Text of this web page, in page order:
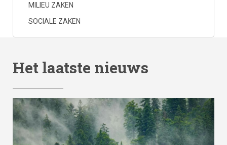
MILIEU ZAKEN
SOCIALE ZAKEN
Het laatste nieuws